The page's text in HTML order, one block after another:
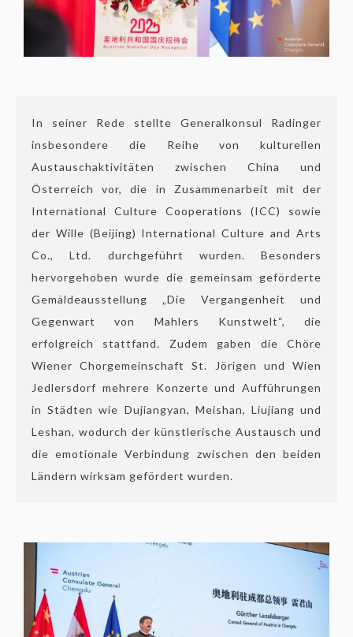
In seiner Rede stellte Generalkonsul Radinger
insbesondere die Reihe von kulturellen
Austauschaktivitäten zwischen China und
Österreich vor, die in Zusammenarbeit mit der
International Culture Cooperations (ICC) sowie
der Wille (Beijing) International Culture and Arts
Co., Ltd. durchgeführt wurden. Besonders
hervorgehoben wurde die gemeinsam geförderte
Gemäldeausstellung „Die Vergangenheit und
Gegenwart von Mahlers Kunstwelt“, die
erfolgreich stattfand. Zudem gaben die Chöre
Wiener Chorgemeinschaft St. Jörigen und Wien
Jedlersdorf mehrere Konzerte und Aufführungen
in Städten wie Dujiangyan, Meishan, Liujiang und
Leshan, wodurch der künstlerische Austausch und
die emotionale Verbindung zwischen den beiden
Ländern wirksam gefördert wurden.